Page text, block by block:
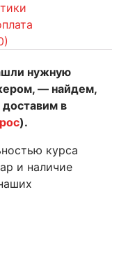
нужную
— найдем,
в
).
курса
и наличие